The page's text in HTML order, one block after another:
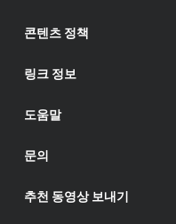
콘텐츠 정책
링크 정보
도움말
문의
추천 동영상 보내기